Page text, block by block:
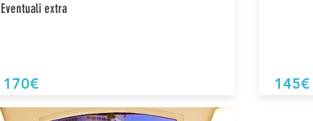
Eventuali extra
170€ 145€